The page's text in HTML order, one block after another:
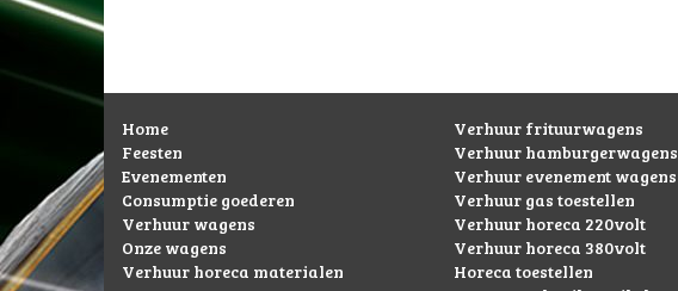
Home
Feesten
Evenementen
Consumptie goederen
Verhuur wagens
Onze wagens
Verhuur horeca materialen
Verhuur frituurwagens
Verhuur hamburgerwagens
Verhuur evenement wagens
Verhuur gas toestellen
Verhuur horeca 220volt
Verhuur horeca 380volt
Horeca toestellen